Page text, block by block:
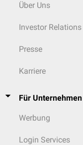
Über Uns
Investor Relations
Presse
Karriere
Für Unternehmen
Werbung
Login Services